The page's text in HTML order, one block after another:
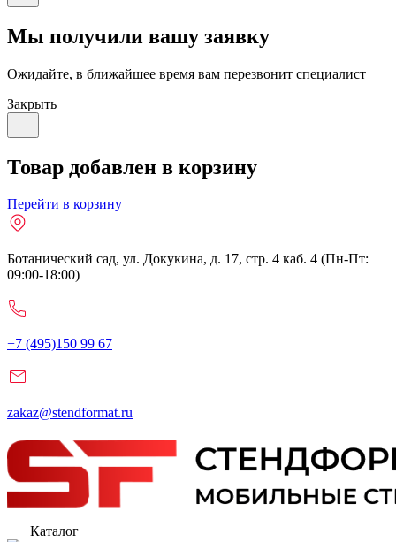
Мы получили вашу заявку
Ожидайте, в ближайшее время вам перезвонит специалист
Закрыть
Товар добавлен в корзину
Перейти в корзину
Ботанический сад, ул. Докукина, д. 17, стр. 4 каб. 4 (Пн-Пт:
09:00-18:00)
+7 (495)150 99 67
zakaz@stendformat.ru
Каталог